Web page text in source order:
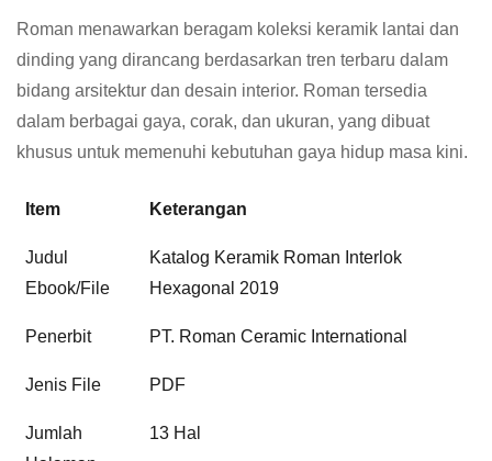
Roman menawarkan beragam koleksi keramik lantai dan
dinding yang dirancang berdasarkan tren terbaru dalam
bidang arsitektur dan desain interior. Roman tersedia
dalam berbagai gaya, corak, dan ukuran, yang dibuat
khusus untuk memenuhi kebutuhan gaya hidup masa kini.
Item Keterangan
Judul
Ebook/File
Katalog Keramik Roman Interlok
Hexagonal 2019
Penerbit PT. Roman Ceramic International
Jenis File PDF
Jumlah
13 Hal